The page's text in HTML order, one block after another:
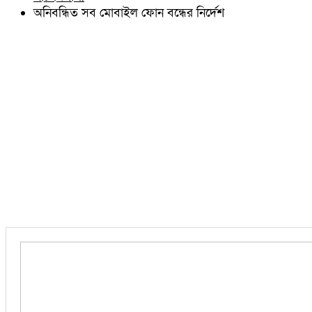
নাঙ্গলকোট
অনিবন্ধিত সব মোবাইল ফোন বন্ধের নির্দেশ